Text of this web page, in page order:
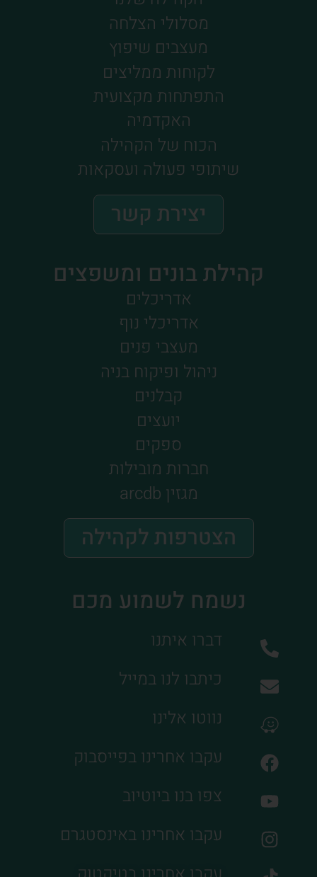
מסלולי הצלחה
מעצבים שיפוץ
לקוחות ממליצים
התפתחות מקצועית
האקדמיה
הכוח של הקהילה
שיתופי פעולה ועסקאות
יצירת קשר
קהילת בונים ומשפצים
אדריכלים
אדריכלי נוף
מעצבי פנים
ניהול ופיקוח בניה
קבלנים
יועצים
ספקים
חברות מובילות
מגזין arcdb
הצטרפות לקהילה
נשמח לשמוע מכם
דברו איתנו
כיתבו לנו במייל
נווטו אלינו
עקבו אחרינו בפייסבוק
צפו בנו ביוטיוב
עקבו אחרינו באינסטגרם